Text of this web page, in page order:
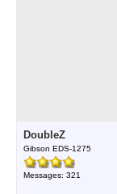
DoubleZ
Gibson EDS-1275
Messages: 321